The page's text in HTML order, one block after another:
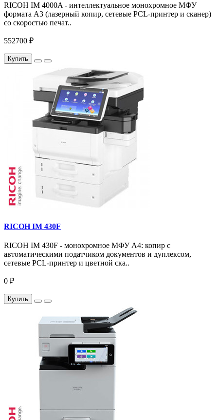
RICOH IM 4000A - интеллектуальное монохромное МФУ
формата А3 (лазерный копир, сетевые PCL-принтер и сканер)
со скоростью печат..
552700 ₽
Купить
RICOH IM 430F
RICOH IM 430F - монохромное МФУ A4: копир с
автоматическими податчиком документов и дуплексом,
сетевые PCL-принтер и цветной ска..
0 ₽
Купить